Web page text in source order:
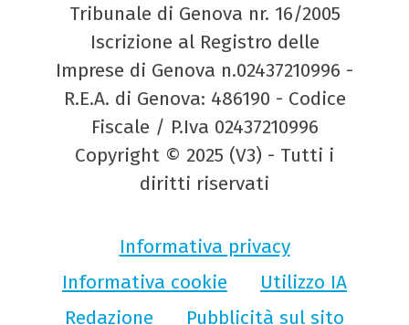
Tribunale di Genova nr. 16/2005
Iscrizione al Registro delle
Imprese di Genova n.02437210996 -
R.E.A. di Genova: 486190 - Codice
Fiscale / P.Iva 02437210996
Copyright © 2025 (V3) - Tutti i
diritti riservati
Informativa privacy
Informativa cookie
Utilizzo IA
Redazione
Pubblicità sul sito